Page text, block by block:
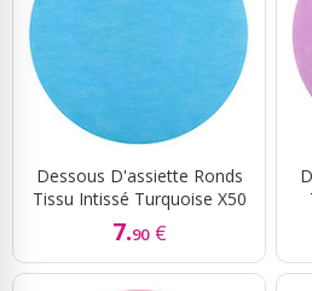
Dessous D'assiette Ronds
Tissu Intissé Turquoise X50
7.90 €